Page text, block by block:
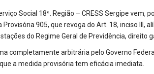
Social 18ª. Região – CRESS Sergipe vem,
905, que revoga do Art. 18, inciso III,
do Regime Geral de Previdência, direito
completamente arbitrária pelo Governo
a medida provisória tem eficácia imediata.